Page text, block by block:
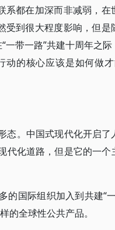
系都在加深而非减弱，在
受到很大程度影响，但
一带一路”共建十周年之
的核心应该是如何做
。中国式现代化开启了
代化道路，但是它的一个
国际组织加入到共建“
的全球性公共产品。